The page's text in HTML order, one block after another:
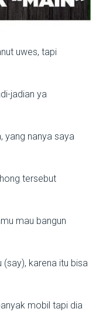
uwes, tapi
jadian ya
yang nanya saya
tersebut
mau bangun
(say), karena itu bisa
mobil tapi dia